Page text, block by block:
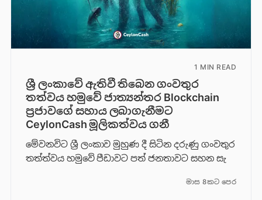
1 MIN READ
ශ්‍රී ලංකාවේ ඇතිවී තිබෙන ගංවතුර
තත්වය හමුවේ ජාත්‍යන්තර Blockchain
ප්‍රජාවගේ සහාය ලබාගැනීමට
CeylonCash මූලිකත්වය ග​නී
මේවනවිට ශ්‍රී ලංකාව මුහුණ දී සිටින දරුණු ගංවතුර
තත්ත්වය හමුවේ පීඩාවට පත් ජනතාවට සහන සැ
මාස 8කට පෙර